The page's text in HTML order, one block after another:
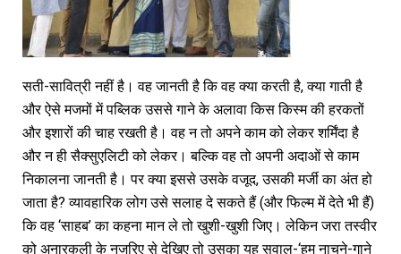
सती-सावित्री नहीं है। वह जानती है कि वह क्या करती है, क्या गाती है
और ऐसे मजमों में पब्लिक उससे गाने के अलावा किस किस्म की हरकतों
और इशारों की चाह रखती है। वह न तो अपने काम को लेकर शर्मिंदा है
और न ही सैक्सुएलिटी को लेकर। बल्कि वह तो अपनी अदाओं से काम
निकालना जानती है। पर क्या इससे उसके वजूद, उसकी मर्जी का अंत हो
जाता है? व्यावहारिक लोग उसे सलाह दे सकते हैं (और फिल्म में देते भी हैं)
कि वह ‘साहब’ का कहना मान ले तो खुशी-खुशी जिए। लेकिन जरा तस्वीर
को अनारकली के नजरिए से देखिए तो उसका यह सवाल-‘हम नाचने-गाने